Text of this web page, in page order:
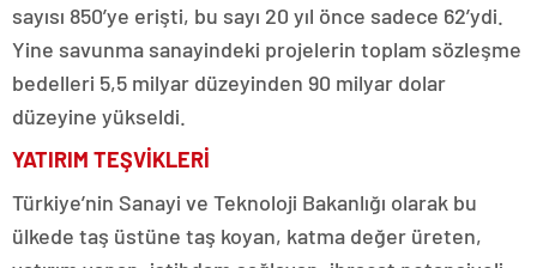
sayısı 850’ye erişti, bu sayı 20 yıl önce sadece 62’ydi.
Yine savunma sanayindeki projelerin toplam sözleşme
bedelleri 5,5 milyar düzeyinden 90 milyar dolar
düzeyine yükseldi.
YATIRIM TEŞVİKLERİ
Türkiye’nin Sanayi ve Teknoloji Bakanlığı olarak bu
ülkede taş üstüne taş koyan, katma değer üreten,